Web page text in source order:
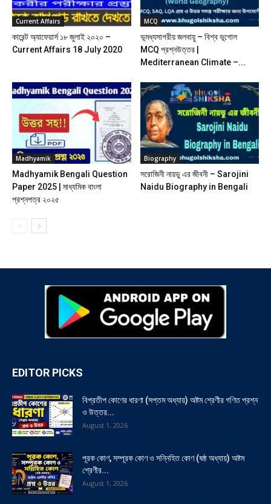
Current Affairs
কারেন্ট অ্যাফেয়ার্স ১৮ জুলাই ২০২০ –
Current Affairs 18 July 2020
MCQ
ভূমধ্যসাগরীয় জলবায়ু – বিশ্ব ভূগোল
MCQ প্রশ্নউত্তর |
Mediterranean Climate –...
Madhyamik
Madhyamik Bengali Question
Paper 2025 | মাধ্যমিক বাংলা
প্রশ্নপত্র ২০২৫
Biography
সরোজিনী নায়ডু এর জীবনী – Sarojini
Naidu Biography in Bengali
EDITOR PICKS
বিপ্রতীপ কোণের ধারণা (সপ্তম অধ্যায়) অষ্টম শ্রেণীর গণিত প্রশ্ন
ও উত্তর...
August 1, 2026
পূরক কোণ, সম্পূরক কোণ ও সন্নিহিত কোণ (ষষ্ঠ অধ্যায়) অষ্টম
শ্রেণীর...
August 1, 2026